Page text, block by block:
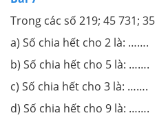
Trong các số 219; 45 731;
a) Số chia hết cho 2 là: …….
b) Số chia hết cho 5 là: …….
c) Số chia hết cho 3 là: …….
d) Số chia hết cho 9 là: …….